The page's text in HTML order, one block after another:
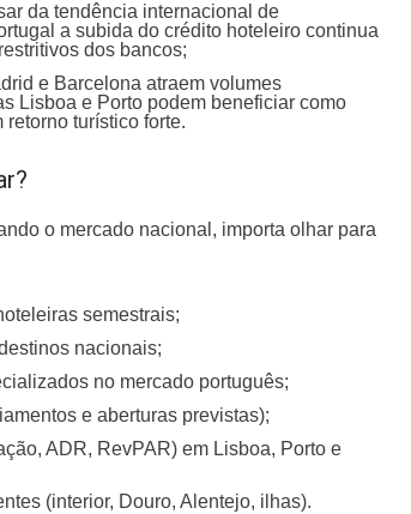
da tendência internacional de
a subida do crédito hoteleiro continua
dos bancos;
e Barcelona atraem volumes
Lisboa e Porto podem beneficiar como
turístico forte.
o mercado nacional, importa olhar para
semestrais;
nacionais;
no mercado português;
e aberturas previstas);
ADR, RevPAR) em Lisboa, Porto e
(interior, Douro, Alentejo, ilhas).